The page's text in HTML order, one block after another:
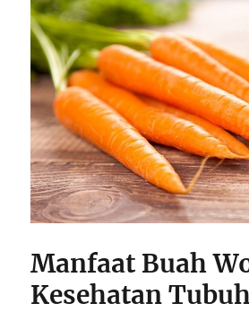
Manfaat Buah
Kesehatan